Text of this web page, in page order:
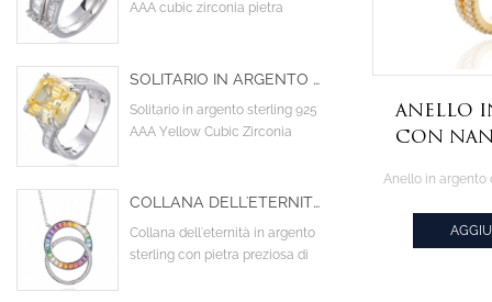
Anello
con
AAA cubic zirconia pietra
SOLITARIO IN ARGENTO STERLING 925 AAA YELLOW CUBIC ZIRCONIA TWIST CRISS CROSS INFINITY ANELLO DI FIDANZAMENTO
Solitario in argento sterling 925
AAA Yellow Cubic Zirconia
COLLANA DELL'ETERNITÀ IN ARGENTO STERLING CON PIETRA PREZIOSA DI ZAFFIRO SINTETICO ARCOBALENO
Collana dell'eternità in argento
sterling con pietra preziosa di